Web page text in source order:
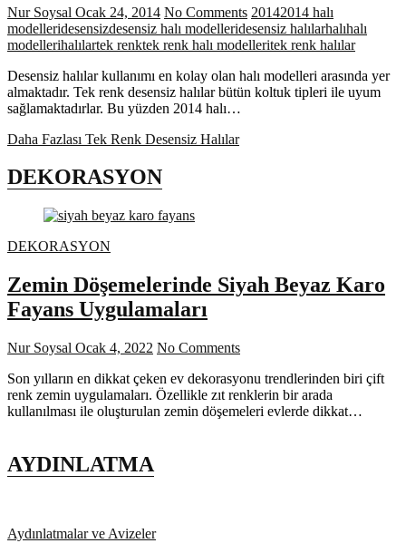
Nur Soysal Ocak 24, 2014 No Comments 20142014 halı
modelleridesensizdesensiz halı modelleridesensiz halılarhalıhalı
modellerihalılartek renktek renk halı modelleritek renk halılar
Desensiz halılar kullanımı en kolay olan halı modelleri arasında yer
almaktadır. Tek renk desensiz halılar bütün koltuk tipleri ile uyum
sağlamaktadırlar. Bu yüzden 2014 halı…
Daha Fazlası Tek Renk Desensiz Halılar
DEKORASYON
DEKORASYON
Zemin Döşemelerinde Siyah Beyaz Karo
Fayans Uygulamaları
Nur Soysal Ocak 4, 2022 No Comments
Son yılların en dikkat çeken ev dekorasyonu trendlerinden biri çift
renk zemin uygulamaları. Özellikle zıt renklerin bir arada
kullanılması ile oluşturulan zemin döşemeleri evlerde dikkat…
AYDINLATMA
Aydınlatmalar ve Avizeler